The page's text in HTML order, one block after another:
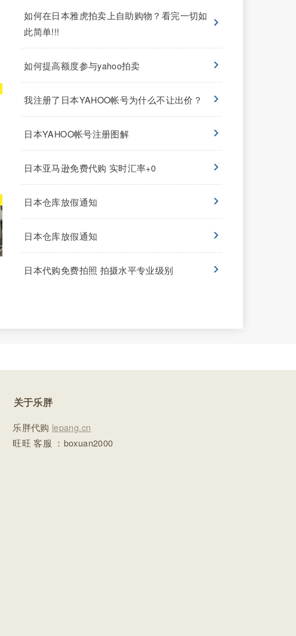
如何在日本雅虎拍卖上自助购物？看完一切如
此简单!!!
如何提高额度参与yahoo拍卖
我注册了日本YAHOO帐号为什么不让出价？
日本YAHOO帐号注册图解
日本亚马逊免费代购 实时汇率+0
日本仓库放假通知
日本仓库放假通知
日本代购免费拍照 拍摄水平专业级别
关于乐胖
乐胖代购 lepang.cn
旺旺 客服 ：boxuan2000